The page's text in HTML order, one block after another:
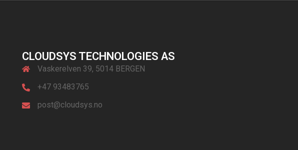
CLOUDSYS TECHNOLOGIES AS
Vaskerelven 39, 5014 BERGEN
+47 93483765
post@cloudsys.no